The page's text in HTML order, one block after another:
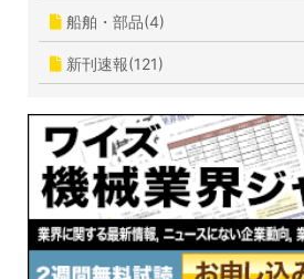
船舶・部品(4)
新刊速報(121)